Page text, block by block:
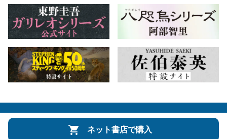
ネット書店で購入
会社概要 自費出版のご案内 お問合せ
株式会社文藝春秋 文春オンライン Number Web